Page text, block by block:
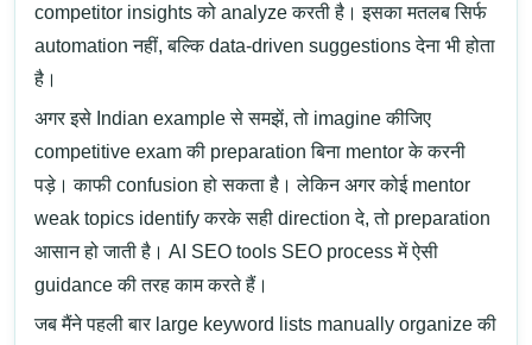
competitor insights को analyze करती है। इसका मतलब सिर्फ
automation नहीं, बल्कि data-driven suggestions देना भी होता
है।
अगर इसे Indian example से समझें, तो imagine कीजिए
competitive exam की preparation बिना mentor के करनी
पड़े। काफी confusion हो सकता है। लेकिन अगर कोई mentor
weak topics identify करके सही direction दे, तो preparation
आसान हो जाती है। AI SEO tools SEO process में ऐसी
guidance की तरह काम करते हैं।
जब मैंने पहली बार large keyword lists manually organize की